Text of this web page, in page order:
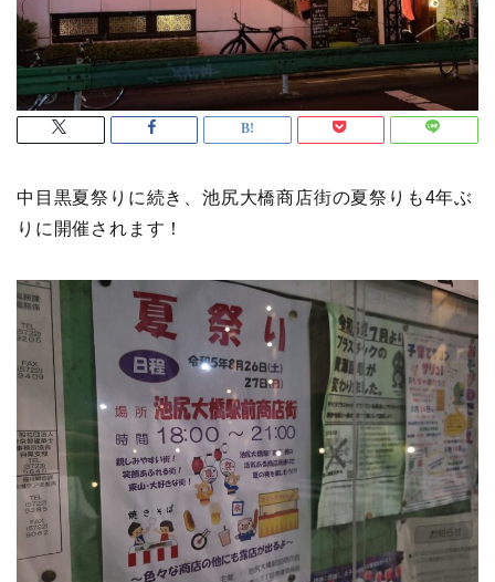
中目黒夏祭りに続き、池尻大橋商店街の夏祭りも4年ぶ
りに開催されます！